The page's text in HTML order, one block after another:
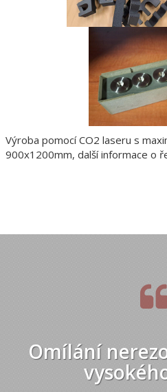
Výroba pomocí CO2 laseru s
900x1200mm, další informace o
Omílání